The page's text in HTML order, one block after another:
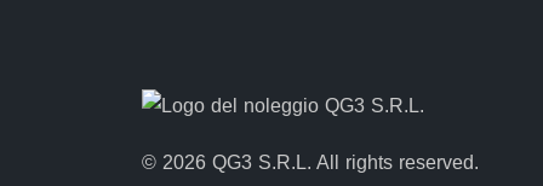
© 2026 QG3 S.R.L. All rights reserved.